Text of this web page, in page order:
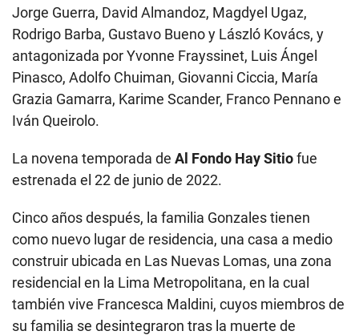
Jorge Guerra, David Almandoz, Magdyel Ugaz,
Rodrigo Barba, Gustavo Bueno y László Kovács, y
antagonizada por Yvonne Frayssinet, Luis Ángel
Pinasco, Adolfo Chuiman, Giovanni Ciccia, María
Grazia Gamarra, Karime Scander, Franco Pennano e
Iván Queirolo.
La novena temporada de Al Fondo Hay Sitiofue
estrenada el 22 de junio de 2022.
Cinco años después, la familia Gonzales tienen
como nuevo lugar de residencia, una casa a medio
construir ubicada en Las Nuevas Lomas, una zona
residencial en la Lima Metropolitana, en la cual
también vive Francesca Maldini, cuyos miembros de
su familia se desintegraron tras la muerte de